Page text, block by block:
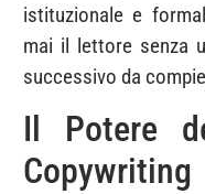
istituzionale e
mai il lettore senza
successivo da
Il Potere
Copywriting